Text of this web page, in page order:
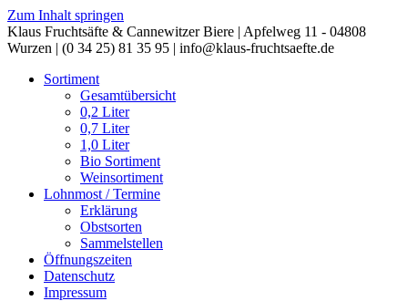
Zum Inhalt springen
Klaus Fruchtsäfte & Cannewitzer Biere | Apfelweg 11 - 04808
Wurzen | (0 34 25) 81 35 95 | info@klaus-fruchtsaefte.de
Sortiment
Gesamtübersicht
0,2 Liter
0,7 Liter
1,0 Liter
Bio Sortiment
Weinsortiment
Lohnmost / Termine
Erklärung
Obstsorten
Sammelstellen
Öffnungszeiten
Datenschutz
Impressum